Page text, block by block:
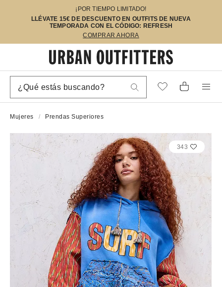
¡POR TIEMPO LIMITADO!
LLÉVATE 15€ DE DESCUENTO EN OUTFITS DE NUEVA
TEMPORADA CON EL CÓDIGO: REFRESH
COMPRAR AHORA
Mujeres Prendas Superiores
343